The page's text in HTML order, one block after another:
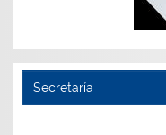
Secretaría